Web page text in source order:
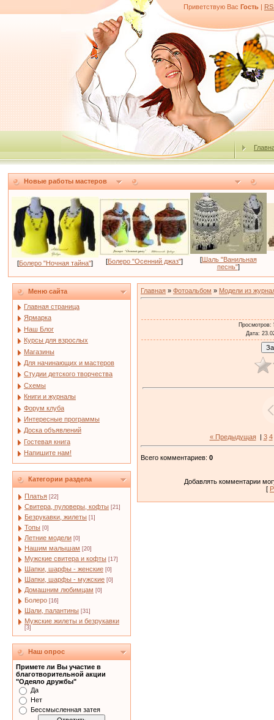
Приветствую Вас Гость |
Новые работы мастеров
[Болеро "Ночная тайна"] [Болеро "Осенний джаз"] [Шаль "Ванильная
песнь"]
Меню сайта
Главная страница
Ярмарка
Наш Блог
Курсы для взрослых
Магазины
Для начинающих и мастеров
Студии детского творчества
Схемы
Книги и журналы
Форум клуба
Интересные программы
Доска объявлений
Гостевая книга
Напишите нам!
Категории раздела
Платья [22]
Свитера, пуловеры, кофты [21]
Безрукавки, жилеты [1]
Топы [0]
Летние модели [0]
Нашим малышам [20]
Мужские свитера и кофты [17]
Шапки, шарфы - женские [0]
Шапки, шарфы - мужские [0]
Домашним любимцам [0]
Болеро [16]
Шали, палантины [31]
Мужские жилеты и безрукавки
[3]
Наш опрос
Примете ли Вы участие в
благотворительной акции
"Одеяло дружбы"
Да
Нет
Бессмысленная затея
Главная » Фотоальбом » Модели из
Просмотров:
Дата:
« Предыдущая| 3 4
Всего комментариев: 0
Добавлять комментарии
[